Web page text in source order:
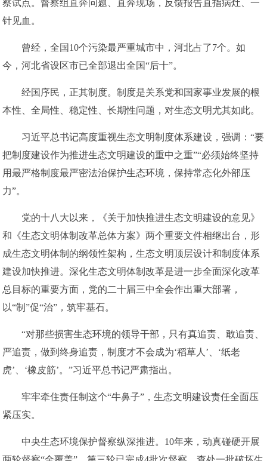
察试点。督察组直奔问题、直奔现场，反馈报告直指病灶、一
针见血。
曾经，全国10个污染最严重城市中，河北占了7个。如
今，河北省设区市已全部退出全国“后十”。
经国序民，正其制度。制度是关系党和国家事业发展的根
本性、全局性、稳定性、长期性问题，对生态文明尤其如此。
习近平总书记高度重视生态文明制度体系建设，强调：“要
把制度建设作为推进生态文明建设的重中之重”“必须始终坚持
用最严格制度最严密法治保护生态环境，保持常态化外部压
力”。
党的十八大以来，《关于加快推进生态文明建设的意见》
和《生态文明体制改革总体方案》两个重要文件相继出台，形
成生态文明体制的纲领性架构，生态文明顶层设计和制度体系
建设加快推进。深化生态文明体制改革是进一步全面深化改革
总目标的重要方面，党的二十届三中全会作出重大部署，
以“制”促“治”，筑牢基石。
“对那些损害生态环境的领导干部，只有真追责、敢追责、
严追责，做到终身追责，制度才不会成为‘稻草人’、‘纸老
虎’、‘橡皮筋’。”习近平总书记严肃指出。
牢牢牵住责任制这个“牛鼻子”，生态文明建设责任全面压
紧压实。
中央生态环境保护督察纵深推进。10年来，动真碰硬开展